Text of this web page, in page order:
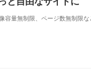
量無制限、ページ数無制限な